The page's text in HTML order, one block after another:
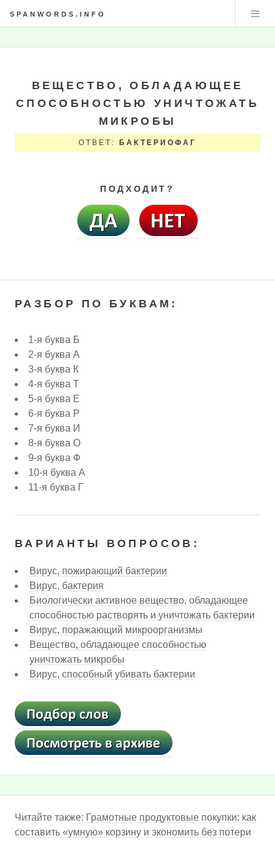
SPANWORDS.INFO
ВЕЩЕСТВО, ОБЛАДАЮЩЕЕ
СПОСОБНОСТЬЮ УНИЧТОЖАТЬ
МИКРОБЫ
ОТВЕТ: БАКТЕРИОФАГ
ПОДХОДИТ?
РАЗБОР ПО БУКВАМ:
1-я буква Б
2-я буква А
3-я буква К
4-я буква Т
5-я буква Е
6-я буква Р
7-я буква И
8-я буква О
9-я буква Ф
10-я буква А
11-я буква Г
ВАРИАНТЫ ВОПРОСОВ:
Вирус, пожирающий бактерии
Вирус, бактерия
Биологически активное вещество, обладающее
способностью растворять и уничтожать бактерии
Вирус, поражающий микроорганизмы
Вещество, обладающее способностью
уничтожать микробы
Вирус, способный убивать бактерии
Читайте также: Грамотные продуктовые покупки: как
составить «умную» корзину и экономить без потери